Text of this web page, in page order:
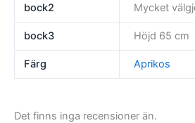
bock2 Mycket
bock3 Höjd 65 cm
Färg Aprikos
Det finns inga recensioner än.